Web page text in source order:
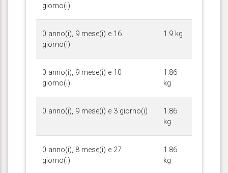
giorno(i)
0 anno(i), 9 mese(i) e 16
giorno(i)
1.9 kg
0 anno(i), 9 mese(i) e 10
giorno(i)
1.86
kg
0 anno(i), 9 mese(i) e 3 giorno(i)
1.86
kg
0 anno(i), 8 mese(i) e 27
giorno(i)
1.86
kg